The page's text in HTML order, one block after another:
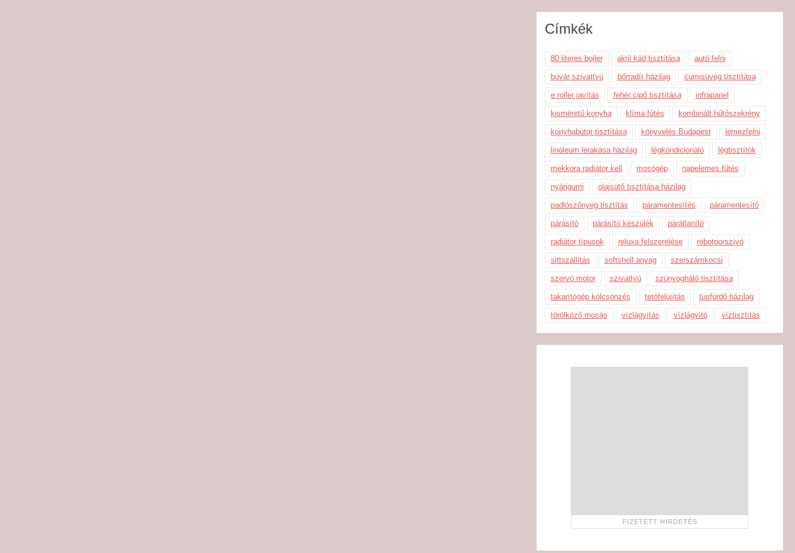
Címkék
80 literes bojler akril kád tisztítása autó felni
búvár szivattyú bőrradír házilag cumisüveg tisztítása
e roller javítás fehér cipő tisztítása infrapanel
kisméretű konyha klíma fűtés kombinált hűtőszekrény
konyhabútor tisztítása könyvelés Budapest lemezfelni
linóleum lerakása házilag légkondicionáló légtisztítók
mekkora radiátor kell mosógép napelemes fűtés
nyárigumi olajsütő tisztítása házilag
padlószőnyeg tisztítás páramentesítés páramentesítő
párásító párásító készülék párátlanító
radiátor típusok reluxa felszerelése robotporszívó
sittszállítás softshell anyag szerszámkocsi
szervó motor szivattyú szúnyogháló tisztítása
takarítógép kölcsönzés tetőfelújítás tusfürdő házilag
törölköző mosás vízlágyítás vízlágyító víztisztítás